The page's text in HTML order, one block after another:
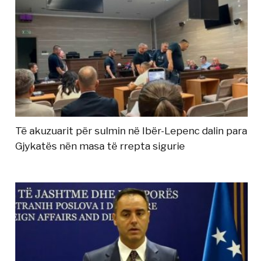
Të akuzuarit për sulmin në Ibër-Lepenc dalin para
Gjykatës nën masa të rrepta sigurie